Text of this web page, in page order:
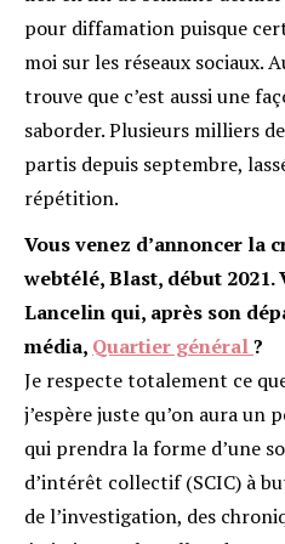
pour diffamation puisque
moi sur les réseaux sociaux.
trouve que c’est aussi une
saborder. Plusieurs milliers
partis depuis septembre,
répétition.
Vous venez d’annoncer la
webtélé, Blast, début
Lancelin qui, après son
média, Quartier général?
Je respecte totalement ce
j’espère juste qu’on aura un
qui prendra la forme d’une
d’intérêt collectif (SCIC) à
de l’investigation, des